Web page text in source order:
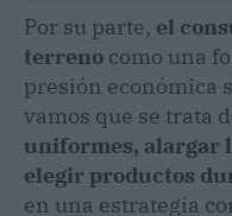
Por su parte, el
terreno como una
presión económica
vamos que se trata
uniformes, alargar
elegir productos
en una estrategia